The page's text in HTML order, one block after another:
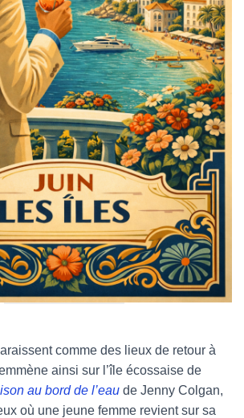
comme des lieux de retour à
ainsi sur l’île écossaise de
au bord de l’eau de Jenny Colgan,
où une jeune femme revient sur sa